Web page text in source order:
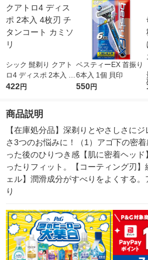
シック 髭剃り クアト
ロ4 ディスポ 2本入 4
枚刃 チタンコート カ
422円
ベスティーEX 首振り
6本入 1個 貝印
550円
商品説明
【在庫処分品】深剃りとやさしさに
さ3つのお悩みに！（1）アゴ下の密
った後のひりつき感【肌に密着ヘッ
ったりフィット。【コーティング刃
ェル】潤滑成分がすべりをよくする
り